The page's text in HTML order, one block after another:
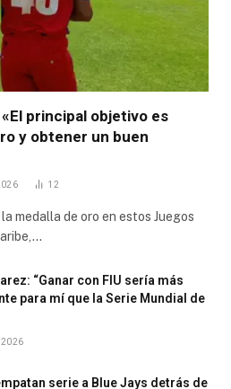
principal objetivo es
y obtener un buen
12
medalla de oro en estos Juegos
“Ganar con FIU sería más
para mí que la Serie Mundial de
2026
serie a Blue Jays detrás de